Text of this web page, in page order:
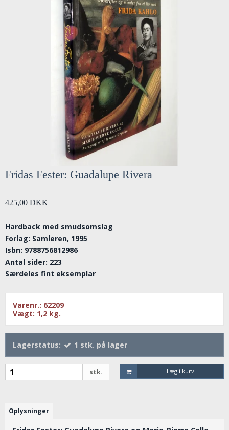
Fridas Fester: Guadalupe Rivera
425,00 DKK
Hardback med smudsomslag
Forlag: Samleren, 1995
Isbn: 9788756812986
Antal sider: 223
Særdeles fint eksemplar
Varenr.: 62209
Vægt: 1,2 kg.
Lagerstatus: 1 stk. på lager
stk. Læg i kurv
Oplysninger